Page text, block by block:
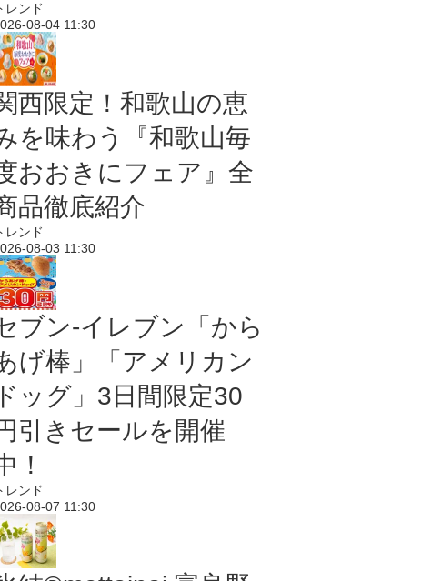
レンド
08-04 11:30
西限定！和歌山の恵
を味わう『和歌山毎
おおきにフェア』全
品徹底紹介
レンド
08-03 11:30
ブン‐イレブン「から
げ棒」「アメリカン
ドッグ」3日間限定30
引きセールを開催
！
レンド
08-07 11:30